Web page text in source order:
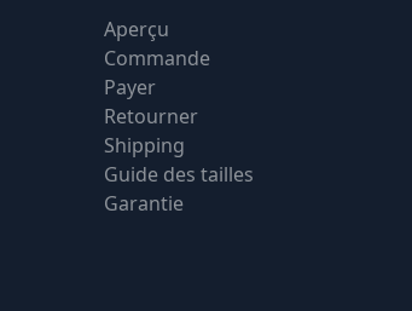
Aperçu
Commande
Payer
Retourner
Shipping
Guide des tailles
Garantie